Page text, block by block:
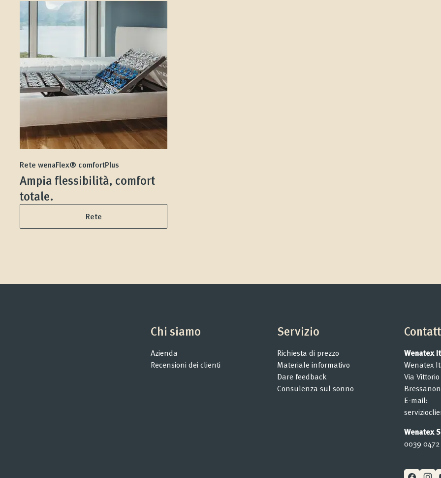
Rete wenaFlex® comfortPlus
Ampia flessibilità, comfort
totale.
Rete
Chi siamo
Azienda
Recensioni dei clienti
Servizio
Richiesta di prezzo
Materiale informativo
Dare feedback
Consulenza sul sonno
Wenatex
Wenatex
Via
E-mail:
Wenatex
0039